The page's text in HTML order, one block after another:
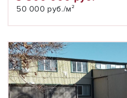
50 000 руб./м²